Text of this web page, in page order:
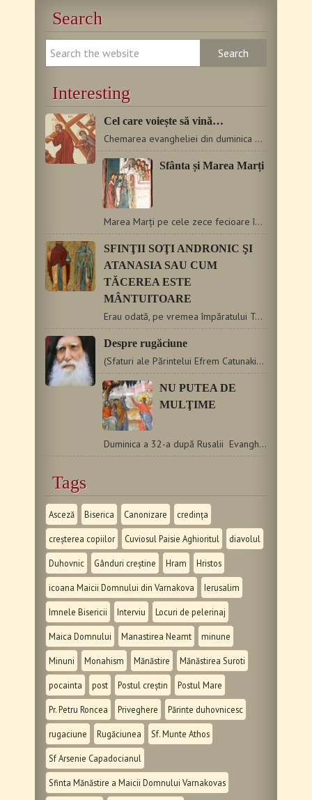
Search
Interesting
Cel care voiește să vină…
Chemarea evangheliei din duminica după Înălţarea Sfintei…
Sfânta și Marea Marți
Marea Marți pe cele zece fecioare înainte ne pune. Și ele…
SFINŢII SOŢI ANDRONIC ŞI
ATANASIA SAU CUM
TĂCEREA ESTE
MÂNTUITOARE
Erau odată, pe vremea împăratului Teodosie cel Mare, doi…
Despre rugăciune
(Sfaturi ale Părintelui Efrem Catunakiotul către un grup de…
NU PUTEA DE
MULŢIME
Duminica a 32-a după Rusalii Evanghelia cu întoarcerea lui…
Tags
Asceză Biserica Canonizare credința
creșterea copiilor Cuviosul Paisie Aghioritul diavolul
Duhovnic Gânduri creștine Hram Hristos
icoana Maicii Domnului din Varnakova Ierusalim
Imnele Bisericii Interviu Locuri de pelerinaj
Maica Domnului Manastirea Neamt minune
Minuni Monahism Mănăstire Mănăstirea Suroti
pocainta post Postul creștin Postul Mare
Pr. Petru Roncea Priveghere Părinte duhovnicesc
rugaciune Rugăciunea Sf. Munte Athos
Sf Arsenie Capadocianul
Sfinta Mănăstire a Maicii Domnului Varnakovas